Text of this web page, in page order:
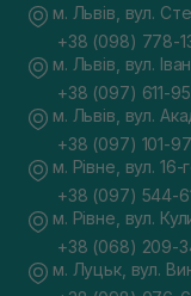
м. Львів, вул.
+38 (098) 778-
м. Львів, вул.
+38 (097) 611-
м. Львів, вул.
+38 (097) 101-
м. Рівне, вул. 16-
+38 (097) 544-
м. Рівне, вул.
+38 (068) 209-
м. Луцьк, вул.